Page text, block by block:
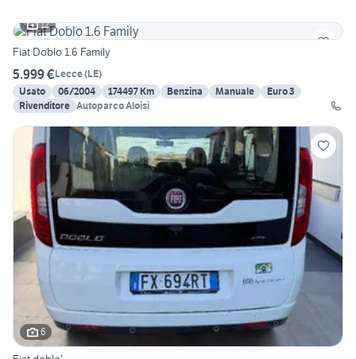
12
Fiat Doblo 1.6 Family
5.999 €Lecce(LE)
Usato
06/2004 174497 Km Benzina Manuale
Euro 3
Rivenditore Autoparco Aloisi
6